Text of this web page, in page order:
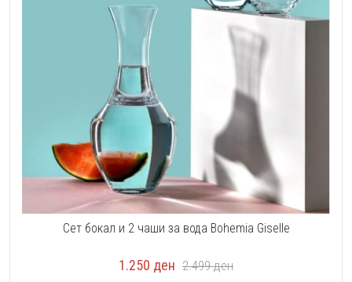
Сет бокал и 2 чаши за вода Bohemia Giselle
1.250 ден 2.499ден